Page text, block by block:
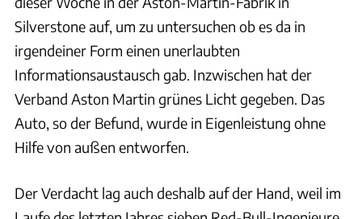
Silverstone auf, um zu untersuchen ob es da in
irgendeiner Form einen unerlaubten
Informationsaustausch gab. Inzwischen hat der
Verband Aston Martin grünes Licht gegeben. Das
Auto, so der Befund, wurde in Eigenleistung ohne
Hilfe von außen entworfen.
Der Verdacht lag auch deshalb auf der Hand, weil im